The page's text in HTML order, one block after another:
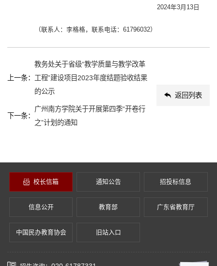
2024年3月 13日
（联系人：李格格，联系电话： 61796032）
上一条：
教务处关于省级“教学质量与教学改革
工程”建设项目2023年度结题验收结果
的公示
下一条：
广州南方学院关于开展第四季“开卷行
之”计划的通知
返回列表
校长信箱 通知公告 招投标信息
信息公开 教育部 广东省教育厅
中国民办教育协会 旧站入口